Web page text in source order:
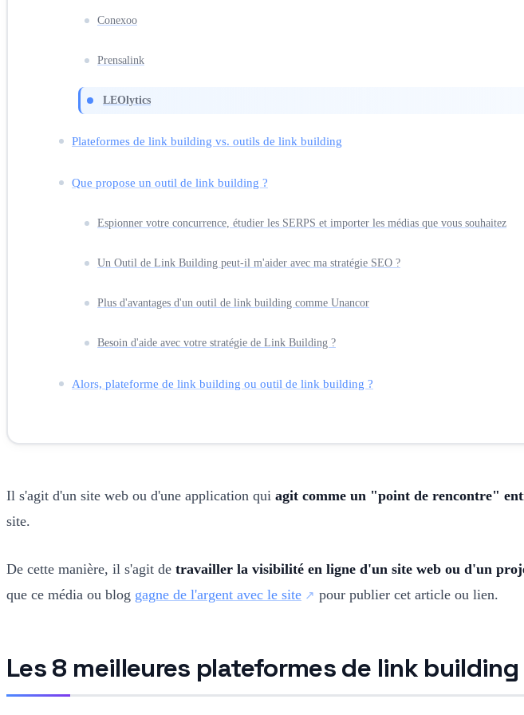
Conexoo
Prensalink
LEOlytics
Plateformes de link building vs. outils de link building
Que propose un outil de link building ?
Espionner votre concurrence, étudier les SERPS et importer les médias que vous souhaitez
Un Outil de Link Building peut-il m'aider avec ma stratégie SEO ?
Plus d'avantages d'un outil de link building comme Unancor
Besoin d'aide avec votre stratégie de Link Building ?
Alors, plateforme de link building ou outil de link building ?
Il s'agit d'un site web ou d'une application qui agit comme un "point de rencontre"
site.
De cette manière, il s'agit de travailler la visibilité en ligne d'un site web ou d'un
que ce média ou blog gagne de l'argent avec le site pour publier cet article ou lien.
Les 8 meilleures plateformes de link